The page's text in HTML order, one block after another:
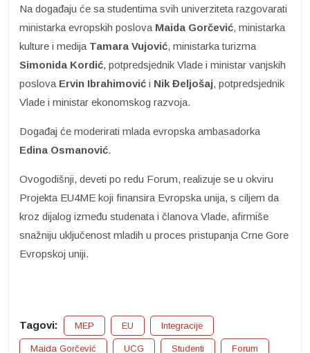
Na događaju će sa studentima svih univerziteta razgovarati
ministarka evropskih poslova Maida Gorčević, ministarka
kulture i medija Tamara Vujović, ministarka turizma
Simonida Kordić, potpredsjednik Vlade i ministar vanjskih
poslova Ervin Ibrahimović i Nik Đeljošaj, potpredsjednik
Vlade i ministar ekonomskog razvoja.
Događaj će moderirati mlada evropska ambasadorka
Edina Osmanović.
Ovogodišnji, deveti po redu Forum, realizuje se u okviru
Projekta EU4ME koji finansira Evropska unija, s ciljem da
kroz dijalog između studenata i članova Vlade, afirmiše
snažniju uključenost mladih u proces pristupanja Crne Gore
Evropskoj uniji.
Tagovi: MEP EU Integracije
Maida Gorčević UCG Studenti Forum